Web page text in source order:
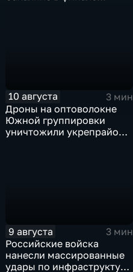
10 августа
3 мин
Дроны на оптоволокне
Южной группировки
уничтожили укрепрайон
9 августа
3 мин
Российские войска
нанесли массированные
удары по инфраструктуре